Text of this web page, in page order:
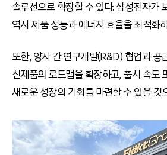
솔루션으로 확장할 수 있다. 삼성전자가
역시 제품 성능과 에너지 효율을 최적화
또한, 양사 간 연구개발(R&D) 협업과 공
신제품의 로드맵을 확장하고, 출시 속도
새로운 성장의 기회를 마련할 수 있을 것